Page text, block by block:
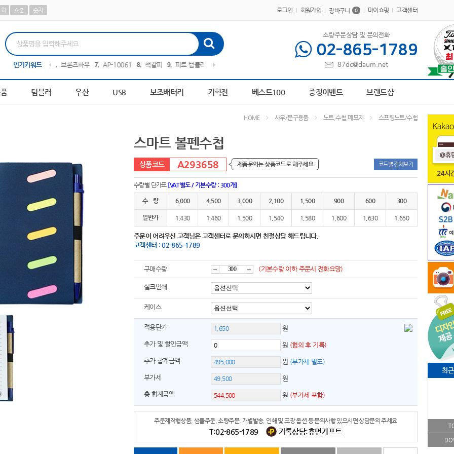
하 A-Z 숫자 로그인 회원가입 장바구니 0 마이쇼핑 고객센터
인기키워드
10 AP-100441 AP-1002422 AP-1000133 AP-1003784 AP-100267 AP-100617 8 책갈피 9 AP-
소량주문상담 및 문의전화
02-865-1789
87dc@daum.net
텀블러 우산 USB 보조배터리 기획전 베스트100 증정이벤트 브랜드샵
최
HOME 사무/문구용품 노트,수첩,메모지 스프링노트/수첩
스마트 볼펜수첩
A293658 제품문의는 상품코드로 해주세요 코드별 전체보기
수량별 단가표 [VAT별도 / 기본수량 : 300개]
수 량 6,000 4,500 3,000 2,100 1,500 900 600 300
일반가 1,430 1,460 1,500 1,540 1,580 1,600 1,630 1,650
주문이 어려우신 고객님은 고객센터로 문의하시면 친절상담 해드립니다.
고객센터 : 02-865-1789
구매수량
감
소
증
가
(기본수량 이하 주문시 전화요망)
실크인쇄
케이스
적용단가 원
추가 및 할인금액 원 (협의 후 기록)
추가 합계금액 원 (부가세 별도)
부가세 원
총 합계금액 원 (부가세 포함)
주문제작형상품, 샘플주문, 소량주문, 개별발송, 인쇄 및 포장 옵션 등 문의사항 있으시면 상담문의 주세요
T:02-865-1789 카톡상담:휴먼기프트